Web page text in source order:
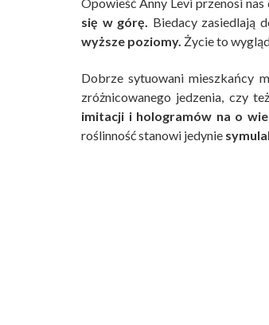
się w górę. Biedacy zasiedlają
wyższe poziomy. Życie to
Dobrze sytuowani mieszkańcy
zróżnicowanego jedzenia, czy
imitacji i hologramów na o
roślinność stanowi jedynie